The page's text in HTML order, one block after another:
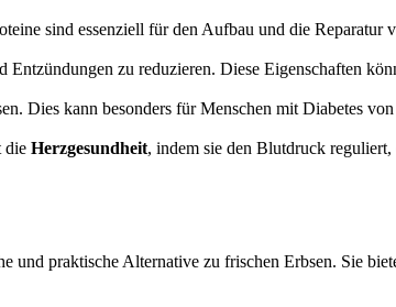
sind essenziell für den Aufbau und die Reparatur
zu reduzieren. Diese Eigenschaften
Dies kann besonders für Menschen mit Diabetes
die Herzgesundheit, indem sie den Blutdruck reguliert,
und praktische Alternative zu frischen Erbsen. Sie